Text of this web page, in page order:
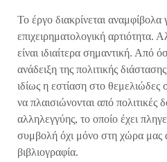
Το έργο διακρίνεται αναμφίβολα
επιχειρηματολογική αρτιότητα.
είναι ιδιαίτερα σημαντική. Από
ανάδειξη της πολιτικής
ιδίως η εστίαση στο
να πλαισιώνονται από πολιτικές
αλληλεγγύης, το οποίο έχει
συμβολή όχι μόνο στη χώρα μας
βιβλιογραφία.